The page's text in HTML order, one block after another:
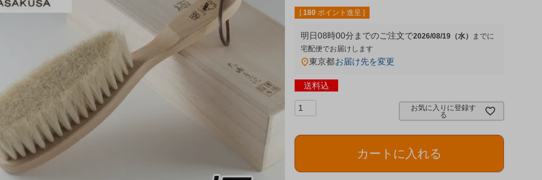
[ 180 ポイント進呈 ]
明日08時00分までのご注文で2026/08/19（水）
宅配便
東京都お届け先を変更
送料込
お気に入りに登録す
る
カートに入れる